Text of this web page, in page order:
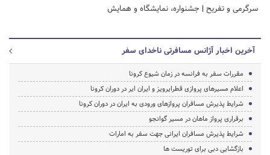
سرگرمی و تفریح | جشنواره، نمایشگاه و همایش
آخرین اخبار آژانس مسافرتی ناخدای سفر
مقررات سفر به فرانسه در زمان شیوع کرونا
اعلام مسیرهای پروازی قطرایرویز و ایران ایر در دوران کرونا
شرایط پذیرش مسافران پروازهای ورودی به ایران در دوران کرونا
برقراری پرواز ماهان در مسیر گوانجو
شرایط پذیرش مسافران ایرانی جهت سفر به امارات
بازگشایی دبی برای توریست ها